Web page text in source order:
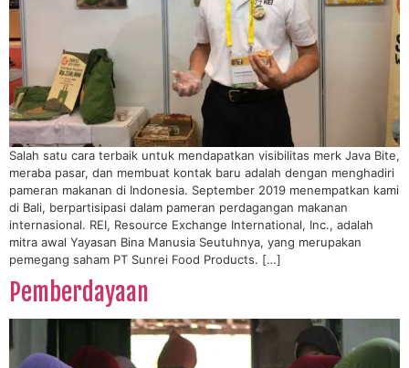
Salah satu cara terbaik untuk mendapatkan visibilitas merk Java Bite,
meraba pasar, dan membuat kontak baru adalah dengan menghadiri
pameran makanan di Indonesia. September 2019 menempatkan kami
di Bali, berpartisipasi dalam pameran perdagangan makanan
internasional. REI, Resource Exchange International, Inc., adalah
mitra awal Yayasan Bina Manusia Seutuhnya, yang merupakan
pemegang saham PT Sunrei Food Products. […]
Pemberdayaan